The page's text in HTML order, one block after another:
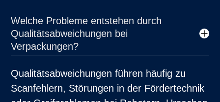
Welche Probleme entstehen durch
Qualitätsabweichungen bei
Verpackungen?
Qualitätsabweichungen führen häufig zu
Scanfehlern, Störungen in der Fördertechnik